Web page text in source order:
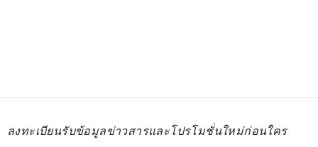
ลงทะเบียนรับข้อมูลข่าวสารและโปรโมชั่นใหม่ก่อนใคร